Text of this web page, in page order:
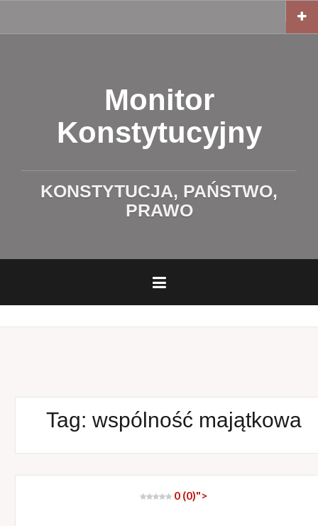
Monitor
Konstytucyjny
KONSTYTUCJA, PAŃSTWO,
PRAWO
Tag: wspólność majątkowa
0 (0)">